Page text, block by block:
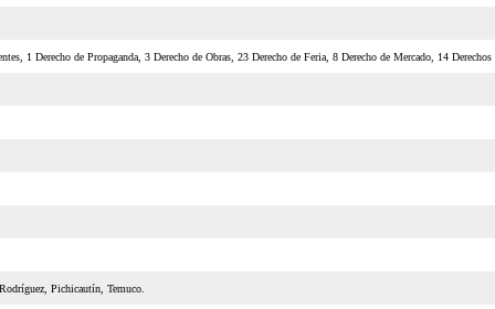
1 Derecho de Propaganda, 3 Derecho de Obras, 23 Derecho de Feria, 8 Derecho de Mercado, 14
Pichicautín, Temuco.